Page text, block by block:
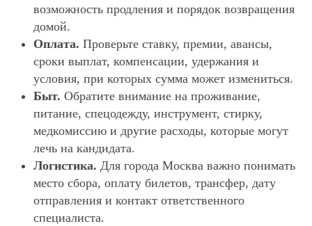
возможность продления и порядок возвращения
домой.
Оплата. Проверьте ставку, премии, авансы,
сроки выплат, компенсации, удержания и
условия, при которых сумма может измениться.
Быт. Обратите внимание на проживание,
питание, спецодежду, инструмент, стирку,
медкомиссию и другие расходы, которые могут
лечь на кандидата.
Логистика. Для города Москва важно понимать
место сбора, оплату билетов, трансфер, дату
отправления и контакт ответственного
специалиста.